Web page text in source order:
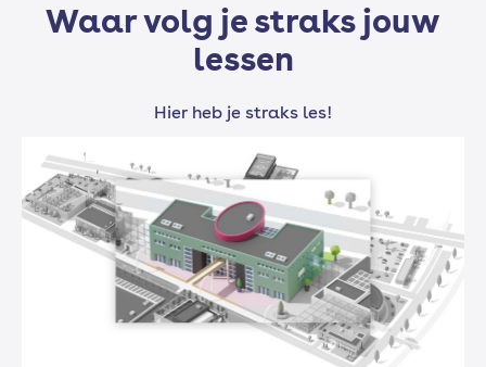
Doelgroepen
Gezondheidskunde
Waar volg je straks jouw
lessen
Hier heb je straks les!